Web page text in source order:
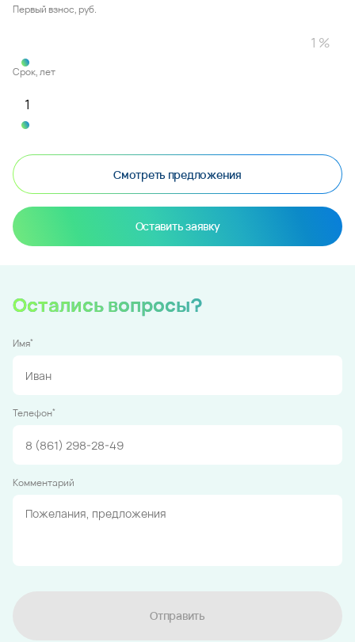
Первый взнос, руб.
Срок, лет
Смотреть предложения
Оставить заявку
Остались вопросы?
Имя*
Телефон*
Комментарий
Отправить